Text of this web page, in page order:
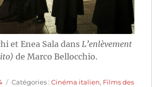
et Enea Sala dans L’enlèvement
de Marco Bellocchio.
Catégories
Catégories :Cinéma italien, Films des